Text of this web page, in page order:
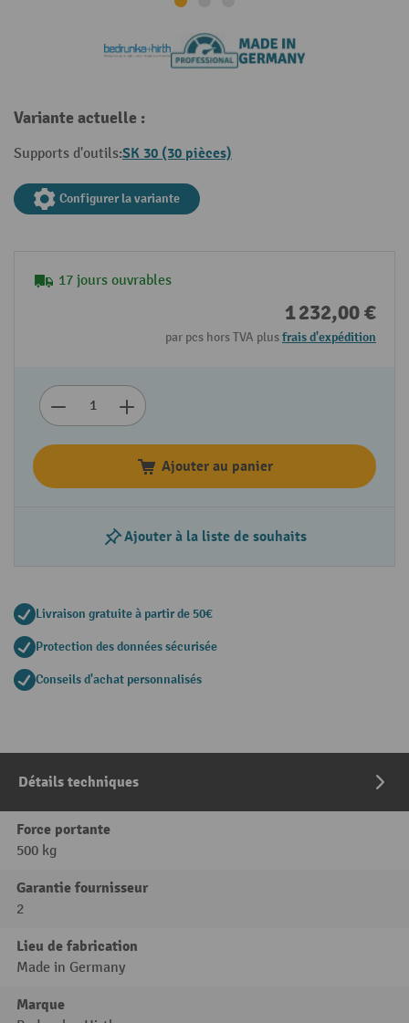
Variante actuelle :
Supports d'outils:SK 30 (30 pièces)
Configurer la variante
17 jours ouvrables
1 232,00 €
par pcs hors TVA plusfrais d'expédition
Ajouter au panier
Ajouter à la liste de souhaits
Livraison gratuite à partir de 50€
Protection des données sécurisée
Conseils d'achat personnalisés
Détails techniques
Force portante
500 kg
Garantie fournisseur
2
Lieu de fabrication
Made in Germany
Marque